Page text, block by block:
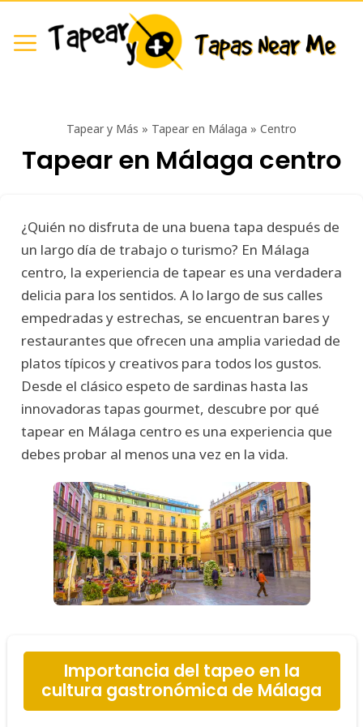
Tapear y Más » Tapear en Málaga » Centro
Tapear en Málaga centro
¿Quién no disfruta de una buena tapa después de
un largo día de trabajo o turismo? En Málaga
centro, la experiencia de tapear es una verdadera
delicia para los sentidos. A lo largo de sus calles
empedradas y estrechas, se encuentran bares y
restaurantes que ofrecen una amplia variedad de
platos típicos y creativos para todos los gustos.
Desde el clásico espeto de sardinas hasta las
innovadoras tapas gourmet, descubre por qué
tapear en Málaga centro es una experiencia que
debes probar al menos una vez en la vida.
Importancia del tapeo en la
cultura gastronómica de Málaga